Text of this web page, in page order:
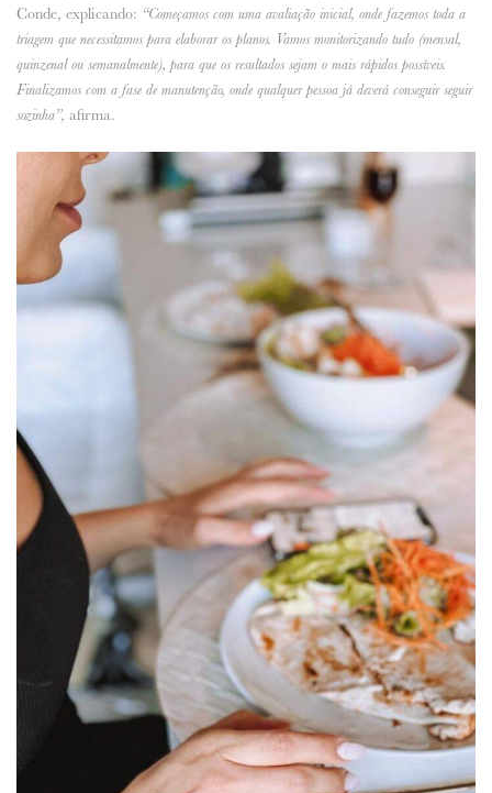
Conde, explicando: “Começamos com uma avaliação inicial, onde fazemos toda a
triagem que necessitamos para elaborar os planos. Vamos monitorizando tudo (mensal,
quinzenal ou semanalmente), para que os resultados sejam o mais rápidos possíveis.
Finalizamos com a fase de manutenção, onde qualquer pessoa já deverá conseguir seguir
sozinha”, afirma.